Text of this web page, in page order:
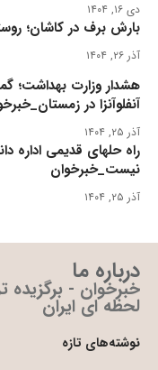
دی ۱۶, ۱۴۰۴
بارش برف در کاشان؛
آذر ۲۶, ۱۴۰۴
هشدار وزارت بهداشت؛
آنفلوآنزا در
آذر ۲۵, ۱۴۰۴
راه حلهای قدیمی اداره
نیست_خبرخوان
آذر ۲۵, ۱۴۰۴
درباره ما
خبرخوان - برگزیده
لحظه ای ایران
نوشته‌های تازه